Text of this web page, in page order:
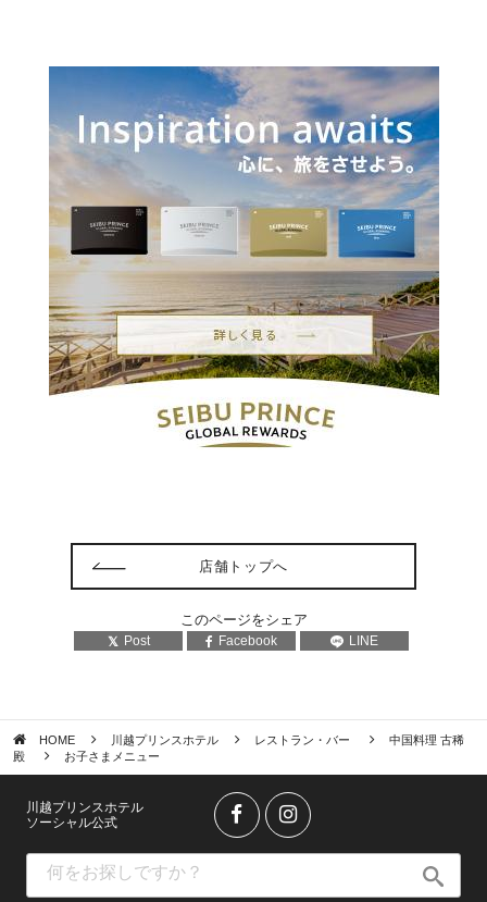
店舗トップへ
このページをシェア
Post Facebook LINE
HOME 川越プリンスホテル レストラン・バー
中国料理 古稀
殿
お子さまメニュー
川越プリンスホテル
ソーシャル公式